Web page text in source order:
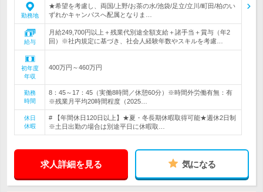
勤務地
★希望を考慮し、両国/上野/お茶の水/池袋/足立/立川/町田/柏のい
ずれかキャンパスへ配属となりま…
給与
月給249,700円以上＋残業代別途全額支給＋諸手当＋賞与（年2
回）※社内規定に基づき、社会人経験年数やスキルを考慮…
初年度
年収
400万円～460万円
勤務
時間
8：45～17：45（実働8時間／休憩60分）※時間外労働有無：有
※残業月平均20時間程度（2025…
休日
休暇
# 【年間休日120日以上】★夏・冬長期休暇取得可能★週休2日制
※土日出勤の場合は別途平日に休暇取…
求人詳細を見る 気になる